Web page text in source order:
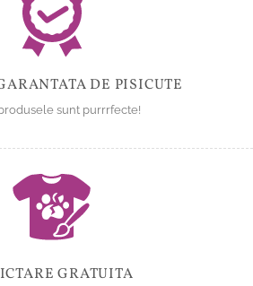
DE PISICUTE
sunt purrrfecte!
GRATUITA